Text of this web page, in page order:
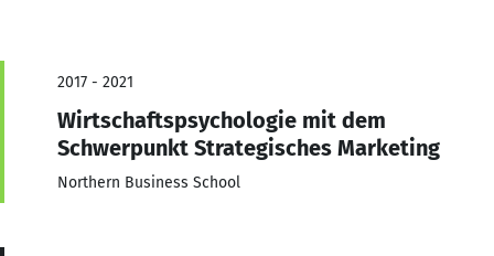
2017 - 2021
Wirtschaftspsychologie mit dem
Schwerpunkt Strategisches Marketing
Northern Business School